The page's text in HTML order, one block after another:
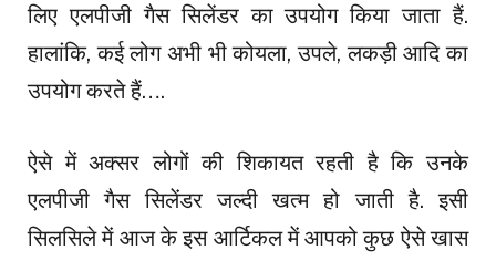
लिए एलपीजी गैस सिलेंडर का उपयोग किया जाता हैं.
हालांकि, कई लोग अभी भी कोयला, उपले, लकड़ी आदि का
उपयोग करते हैं….
ऐसे में अक्सर लोगों की शिकायत रहती है कि उनके
एलपीजी गैस सिलेंडर जल्दी खत्म हो जाती है. इसी
सिलसिले में आज के इस आर्टिकल में आपको कुछ ऐसे खास